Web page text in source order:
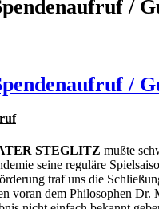
/
/
STEGLITZ mußte
seine reguläre
traf uns die
voran dem Philosophen